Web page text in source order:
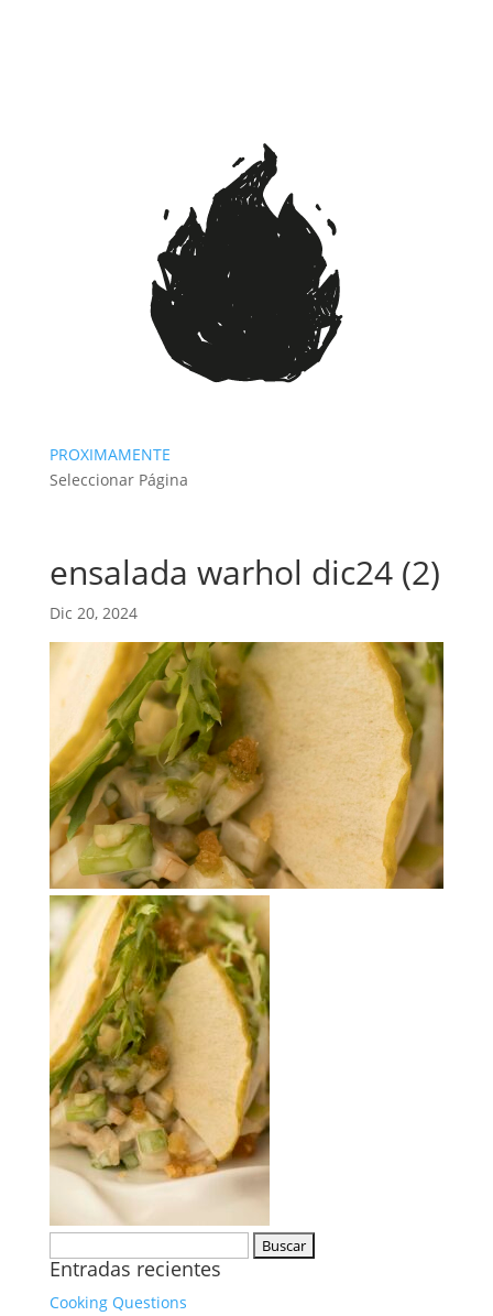
PROXIMAMENTE
Seleccionar Página
ensalada warhol dic24 (2)
Dic 20, 2024
Entradas recientes
Cooking Questions